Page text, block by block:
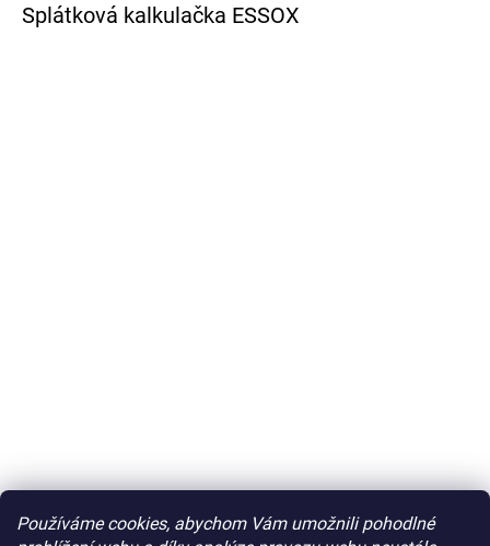
Používáme cookies, abychom Vám umožnili pohodlné
Splátková kalkulačka ESSOX